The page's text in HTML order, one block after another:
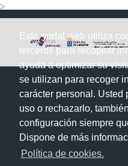
Este portal web utiliza
terceros para recopilar
ayuda a optimizar su
se utilizan para recoger
carácter personal. Usted
uso o rechazarlo,
configuración siempre
Dispone de más
Política de cookies.
>